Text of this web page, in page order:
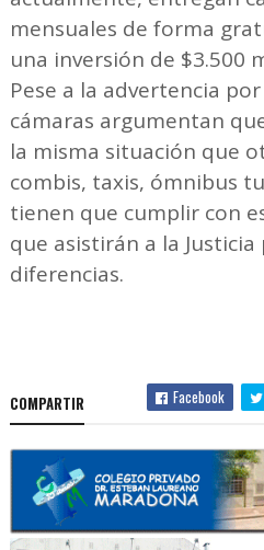
mensuales de forma
una inversión de $3.500
Pese a la advertencia
cámaras argumentan
la misma situación que
combis, taxis, ómnibus
tienen que cumplir con
que asistirán a la
diferencias.
COMPARTIR Facebook